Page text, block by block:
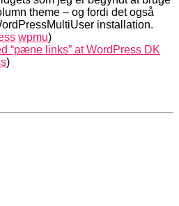
theme – og fordi det også
installation.
wpmu)
“pæne links” at WordPress DK
)